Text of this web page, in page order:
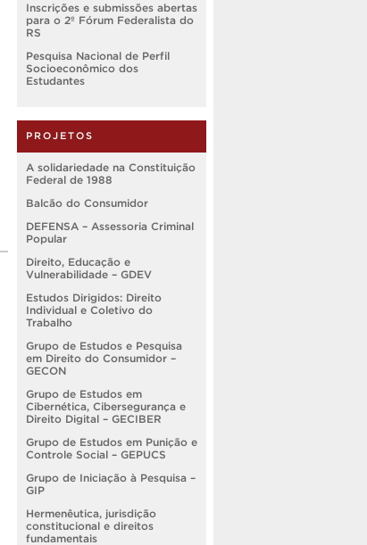
Inscrições e submissões abertas
para o 2º Fórum Federalista do
RS
Pesquisa Nacional de Perfil
Socioeconômico dos
Estudantes
PROJETOS
A solidariedade na Constituição
Federal de 1988
Balcão do Consumidor
DEFENSA – Assessoria Criminal
Popular
Direito, Educação e
Vulnerabilidade – GDEV
Estudos Dirigidos: Direito
Individual e Coletivo do
Trabalho
Grupo de Estudos e Pesquisa
em Direito do Consumidor –
GECON
Grupo de Estudos em
Cibernética, Cibersegurança e
Direito Digital – GECIBER
Grupo de Estudos em Punição e
Controle Social – GEPUCS
Grupo de Iniciação à Pesquisa –
GIP
Hermenêutica, jurisdição
constitucional e direitos
fundamentais